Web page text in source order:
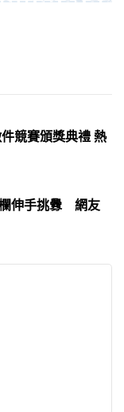
競賽頒獎典禮 熱
伸手挑釁 網友